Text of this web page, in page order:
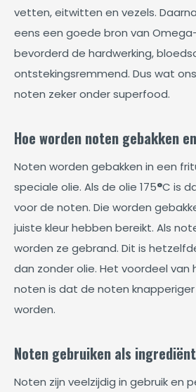
vetten, eitwitten en vezels.
eens een goede bron van
bevorderd de hardwerking,
ontstekingsremmend. Dus wat
noten zeker onder superfood.
Hoe worden noten gebakken
Noten worden gebakken in een
speciale olie. Als de olie 175°C is
voor de noten. Die worden
juiste kleur hebben bereikt. Als
worden ze gebrand. Dit is
dan zonder olie. Het voordeel van
noten is dat de noten knapperiger
worden.
Noten gebruiken als ingrediënt
Noten zijn veelzijdig in gebruik en